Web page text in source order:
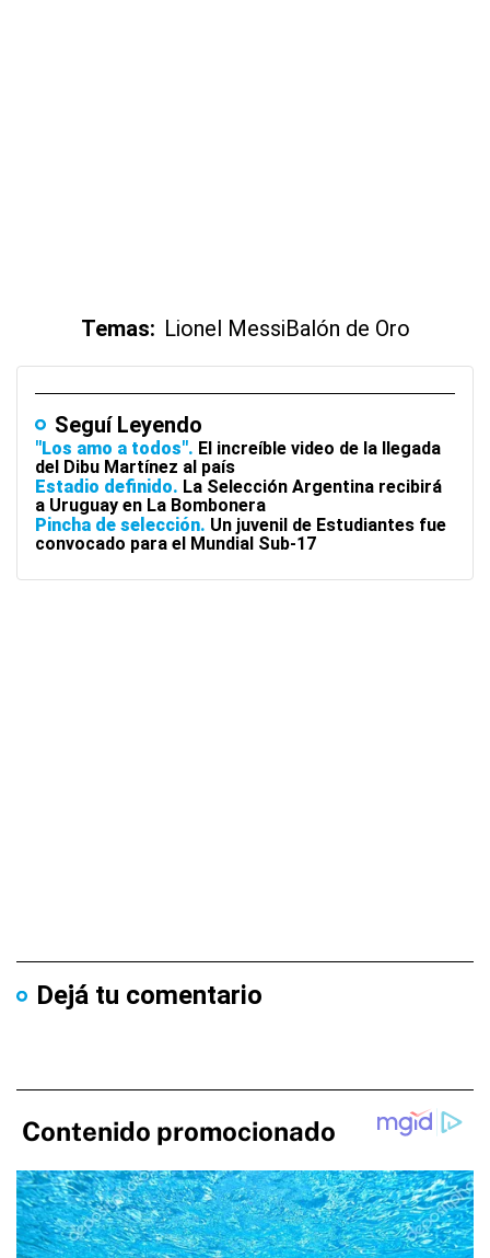
Temas: Lionel MessiBalón de Oro
Seguí Leyendo
"Los amo a todos" El increíble video de la llegada
del Dibu Martínez al país
Estadio definido La Selección Argentina recibirá
a Uruguay en La Bombonera
Pincha de selección Un juvenil de Estudiantes fue
convocado para el Mundial Sub-17
Dejá tu comentario